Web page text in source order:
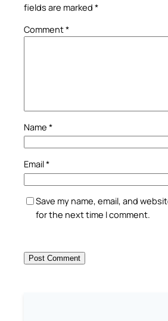
fields are marked *
Comment*
Name *
Email*
Save my name, email, and
for the next time I comment.